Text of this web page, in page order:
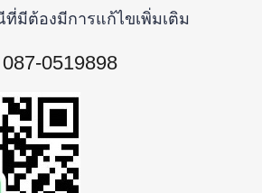
มีต้องมีการแก้ไขเพิ่มเติม
0519898